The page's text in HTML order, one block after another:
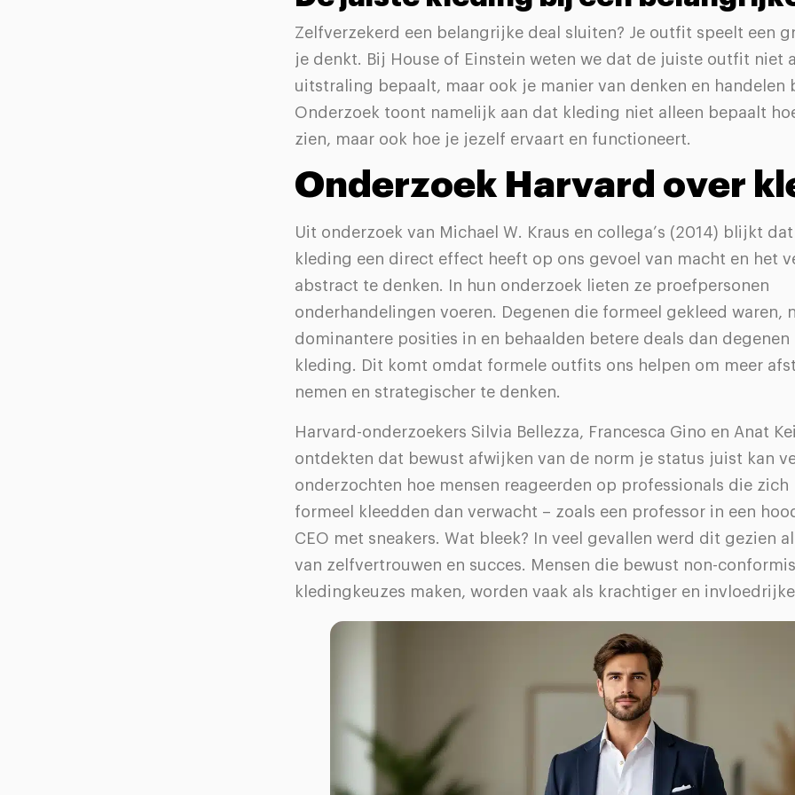
Zelfverzekerd een belangrijke deal sluiten? Je outfit speelt een
je denkt. Bij House of Einstein weten we dat de juiste outfit niet
uitstraling bepaalt, maar ook je manier van denken en handelen
Onderzoek toont namelijk aan dat kleding niet alleen bepaalt
zien, maar ook hoe je jezelf ervaart en functioneert.
Onderzoek Harvard over
Uit onderzoek van Michael W. Kraus en collega’s (2014) blijkt
kleding een direct effect heeft op ons gevoel van macht en het
abstract te denken. In hun onderzoek lieten ze proefpersonen
onderhandelingen voeren. Degenen die formeel gekleed waren,
dominantere posities in en behaalden betere deals dan degenen
kleding. Dit komt omdat formele outfits ons helpen om meer
nemen en strategischer te denken.
Harvard-onderzoekers Silvia Bellezza, Francesca Gino en Anat
ontdekten dat bewust afwijken van de norm je status juist kan
onderzochten hoe mensen reageerden op professionals die zich
formeel kleedden dan verwacht – zoals een professor in een
CEO met sneakers. Wat bleek? In veel gevallen werd dit gezien
van zelfvertrouwen en succes. Mensen die bewust non-
kledingkeuzes maken, worden vaak als krachtiger en